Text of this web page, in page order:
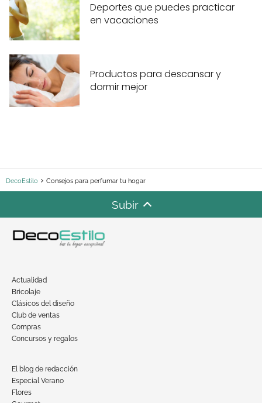
Deportes que puedes practicar
en vacaciones
Productos para descansar y
dormir mejor
DecoEstilo Consejos para perfumar tu hogar
Subir
Actualidad
Bricolaje
Clásicos del diseño
Club de ventas
Compras
Concursos y regalos
El blog de redacción
Especial Verano
Flores